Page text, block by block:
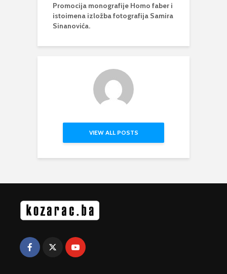
Promocija monografije Homo faber i
istoimena izložba fotografija Samira
Sinanovića.
VIEW ALL POSTS